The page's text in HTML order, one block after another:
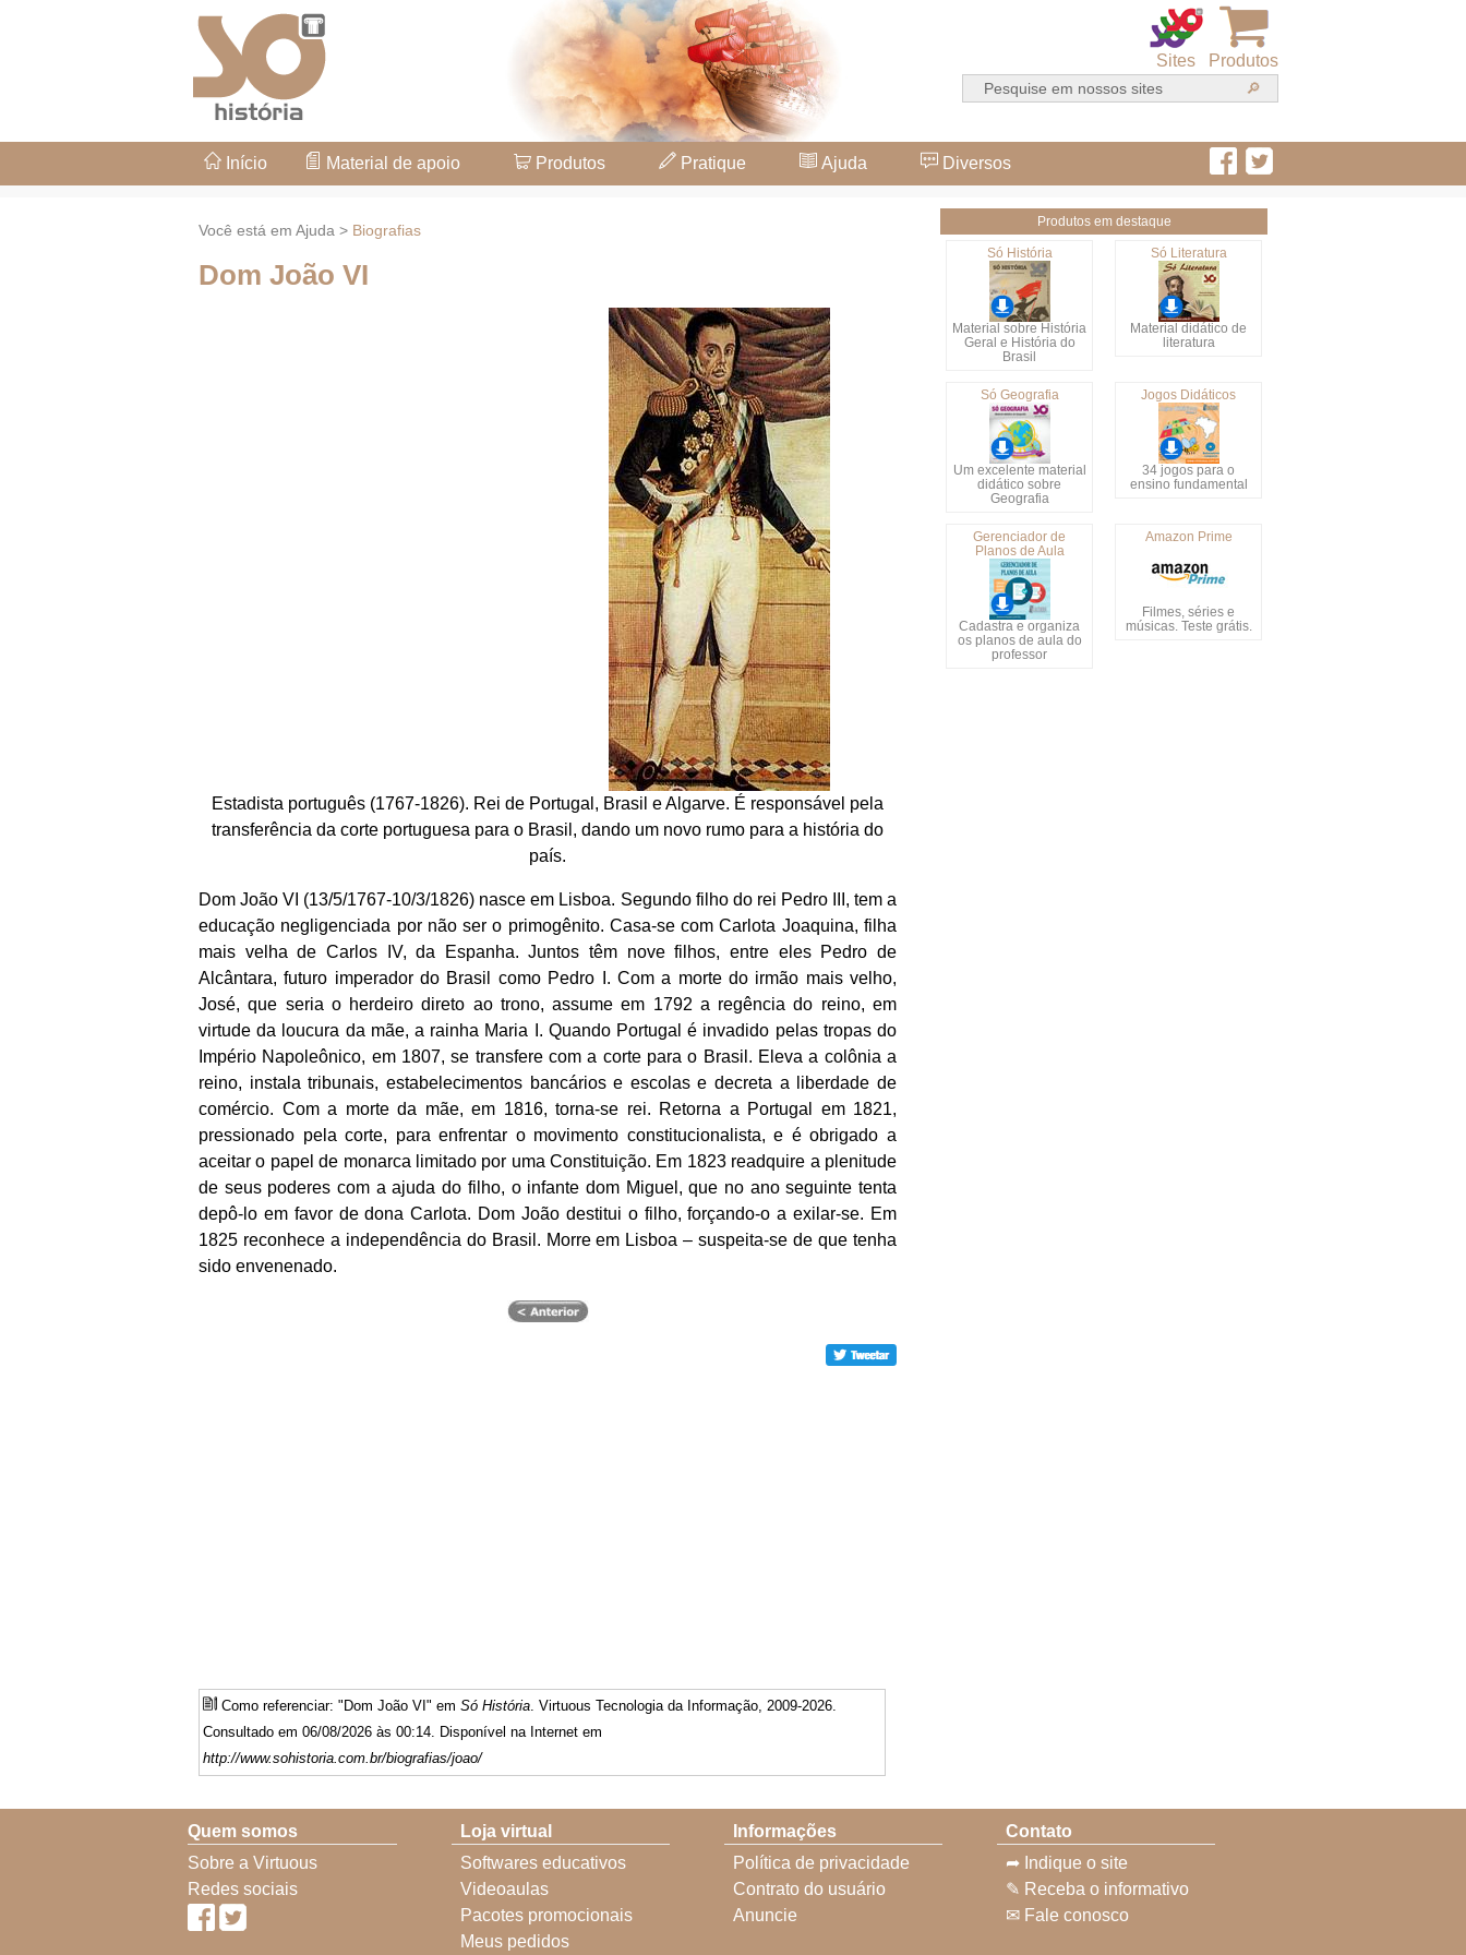
Produtos
Sites
Início Material de apoio Produtos Pratique Ajuda Diversos
Você está em Ajuda > Biografias
Dom João VI
Estadista português (1767-1826). Rei de Portugal, Brasil e Algarve. É responsável pela
transferência da corte portuguesa para o Brasil, dando um novo rumo para a história do
país.
Dom João VI (13/5/1767-10/3/1826) nasce em Lisboa. Segundo filho do rei Pedro III, tem a
educação negligenciada por não ser o primogênito. Casa-se com Carlota Joaquina, filha
mais velha de Carlos IV, da Espanha. Juntos têm nove filhos, entre eles Pedro de
Alcântara, futuro imperador do Brasil como Pedro I. Com a morte do irmão mais velho,
José, que seria o herdeiro direto ao trono, assume em 1792 a regência do reino, em
virtude da loucura da mãe, a rainha Maria I. Quando Portugal é invadido pelas tropas do
Império Napoleônico, em 1807, se transfere com a corte para o Brasil. Eleva a colônia a
reino, instala tribunais, estabelecimentos bancários e escolas e decreta a liberdade de
comércio. Com a morte da mãe, em 1816, torna-se rei. Retorna a Portugal em 1821,
pressionado pela corte, para enfrentar o movimento constitucionalista, e é obrigado a
aceitar o papel de monarca limitado por uma Constituição. Em 1823 readquire a plenitude
de seus poderes com a ajuda do filho, o infante dom Miguel, que no ano seguinte tenta
depô-lo em favor de dona Carlota. Dom João destitui o filho, forçando-o a exilar-se. Em
1825 reconhece a independência do Brasil. Morre em Lisboa – suspeita-se de que tenha
sido envenenado.
Como referenciar: "Dom João VI" em Só História. Virtuous Tecnologia da Informação, 2009-2026.
Consultado em 06/08/2026 às 00:14. Disponível na Internet em
http://www.sohistoria.com.br/biografias/joao/
Produtos em destaque
Só História
Material sobre História
Geral e História do
Brasil
Só Literatura
Material didático de
literatura
Só Geografia
Um excelente material
didático sobre
Geografia
Jogos Didáticos
34 jogos para o
ensino fundamental
Gerenciador de
Planos de Aula
Cadastra e organiza
os planos de aula do
professor
Amazon Prime
Filmes, séries e
músicas. Teste grátis.
Quem somos
Sobre a Virtuous
Redes sociais
Loja virtual
Softwares educativos
Videoaulas
Pacotes promocionais
Meus pedidos
Informações
Política de privacidade
Contrato do usuário
Anuncie
Contato
➦ Indique o site
✎ Receba o informativo
✉ Fale conosco